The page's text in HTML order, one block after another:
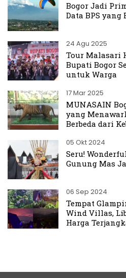
Bogor Jadi
Data BPS
24 Agu 2025
Tour Malasari
Bupati Bogor
untuk Warga
17 Mar 2025
MUNASAIN
yang
Berbeda dari
05 Okt 2024
Seru!
Gunung Mas
06 Sep 2024
Tempat
Wind Villas,
Harga